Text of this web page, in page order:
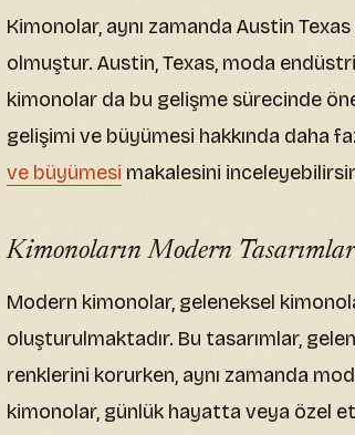
Kimonolar, aynı zamanda Austin
olmuştur. Austin, Texas, moda
kimonolar da bu gelişme sürecinde
gelişimi ve büyümesi hakkında daha
ve büyümesi makalesini
Kimonoların Modern
Modern kimonolar, geleneksel
oluşturulmaktadır. Bu tasarımlar,
renklerini korurken, aynı zamanda
kimonolar, günlük hayatta veya özel